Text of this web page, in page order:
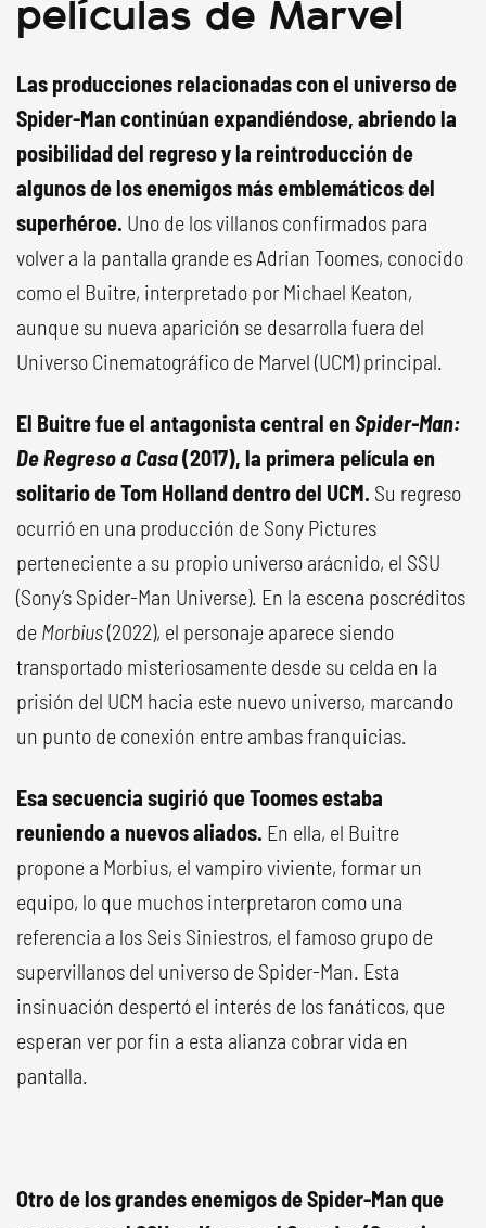
Las producciones relacionadas con el universo de
Spider-Man continúan expandiéndose, abriendo la
posibilidad del regreso y la reintroducción de
algunos de los enemigos más emblemáticos del
superhéroe. Uno de los villanos confirmados para
volver a la pantalla grande es Adrian Toomes, conocido
como el Buitre, interpretado por Michael Keaton,
aunque su nueva aparición se desarrolla fuera del
Universo Cinematográfico de Marvel (UCM) principal.
El Buitre fue el antagonista central en Spider-Man:
De Regreso a Casa(2017), la primera película en
solitario de Tom Holland dentro del UCM. Su regreso
ocurrió en una producción de Sony Pictures
perteneciente a su propio universo arácnido, el SSU
(Sony’s Spider-Man Universe). En la escena poscréditos
de Morbius(2022), el personaje aparece siendo
transportado misteriosamente desde su celda en la
prisión del UCM hacia este nuevo universo, marcando
un punto de conexión entre ambas franquicias.
Esa secuencia sugirió que Toomes estaba
reuniendo a nuevos aliados. En ella, el Buitre
propone a Morbius, el vampiro viviente, formar un
equipo, lo que muchos interpretaron como una
referencia a los Seis Siniestros, el famoso grupo de
supervillanos del universo de Spider-Man. Esta
insinuación despertó el interés de los fanáticos, que
esperan ver por fin a esta alianza cobrar vida en
pantalla.
Otro de los grandes enemigos de Spider-Man que